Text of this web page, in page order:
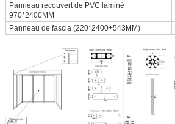
Panneau recouvert de PVC laminé
970*2400MM
Panneau de fascia (220*2400+543MM)